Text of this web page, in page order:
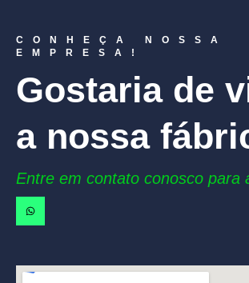
CONHEÇA NOSSA
EMPRESA!
Gostaria de
a nossa
Entre em contato conosco para